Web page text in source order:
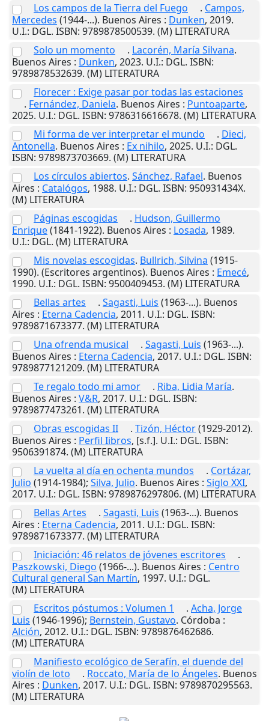
Los campos de la Tierra del Fuego
. Campos,
Mercedes (1944-...). Buenos Aires : Dunken, 2019.
U.I.: DGL. ISBN: 9789878500539. (M) LITERATURA
Solo un momento
. Lacorén, María Silvana.
Buenos Aires : Dunken, 2023. U.I.: DGL. ISBN:
9789878532639. (M) LITERATURA
Florecer : Exige pasar por todas las estaciones
. Fernández, Daniela. Buenos Aires : Puntoaparte,
2025. U.I.: DGL. ISBN: 9786316616678. (M) LITERATURA
Mi forma de ver interpretar el mundo
. Dieci,
Antonella. Buenos Aires : Ex nihilo, 2025. U.I.: DGL.
ISBN: 9789873703669. (M) LITERATURA
Los círculos abiertos. Sánchez, Rafael. Buenos
Aires : Catalógos, 1988. U.I.: DGL. ISBN: 950931434X.
(M) LITERATURA
Páginas escogidas
. Hudson, Guillermo
Enrique(1841-1922). Buenos Aires : Losada, 1989.
U.I.: DGL. (M) LITERATURA
Mis novelas escogidas. Bullrich, Silvina (1915-
1990). (Escritores argentinos). Buenos Aires : Emecé,
1990. U.I.: DGL. ISBN: 9500409453. (M) LITERATURA
Bellas artes
. Sagasti, Luis (1963-...). Buenos
Aires : Eterna Cadencia, 2011. U.I.: DGL. ISBN:
9789871673377. (M) LITERATURA
Una ofrenda musical
. Sagasti, Luis (1963-...).
Buenos Aires : Eterna Cadencia, 2017. U.I.: DGL. ISBN:
9789877121209. (M) LITERATURA
Te regalo todo mi amor
. Riba, Lidia María.
Buenos Aires : V&R, 2017. U.I.: DGL. ISBN:
9789877473261. (M) LITERATURA
Obras escogidas II
. Tizón, Héctor(1929-2012).
Buenos Aires : Perfil Iibros, [s.f.]. U.I.: DGL. ISBN:
9506391874. (M) LITERATURA
La vuelta al día en ochenta mundos
. Cortázar,
Julio (1914-1984); Silva, Julio. Buenos Aires : Siglo XXI,
2017. U.I.: DGL. ISBN: 9789876297806. (M) LITERATURA
Bellas Artes
. Sagasti, Luis (1963-...). Buenos
Aires : Eterna Cadencia, 2011. U.I.: DGL. ISBN:
9789871673377. (M) LITERATURA
Iniciación: 46 relatos de jóvenes escritores
.
Paszkowski, Diego (1966-...). Buenos Aires : Centro
Cultural general San Martín, 1997. U.I.: DGL.
(M) LITERATURA
Escritos póstumos : Volumen 1
. Acha, Jorge
Luis (1946-1996); Bernstein, Gustavo. Córdoba :
Alción, 2012. U.I.: DGL. ISBN: 9789876462686.
(M) LITERATURA
Manifiesto ecológico de Serafín, el duende del
violín de loto
. Roccato, María de lo Ángeles. Buenos
Aires : Dunken, 2017. U.I.: DGL. ISBN: 9789870295563.
(M) LITERATURA